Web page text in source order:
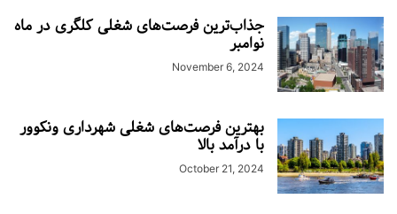
جذاب‌ترین فرصت‌های شغلی کلگری در ماه
نوامبر
November 6, 2024
بهترین فرصت‌های شغلی شهرداری ونکوور
با درآمد بالا
October 21, 2024